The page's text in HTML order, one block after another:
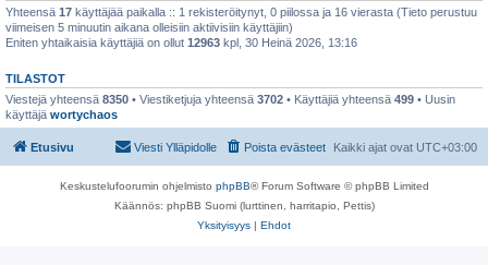
Yhteensä 17 käyttäjää paikalla :: 1 rekisteröitynyt, 0 piilossa ja 16 vierasta (Tieto perustuu
viimeisen 5 minuutin aikana olleisiin aktiivisiin käyttäjiin)
Eniten yhtaikaisia käyttäjiä on ollut 12963 kpl, 30 Heinä 2026, 13:16
TILASTOT
Viestejä yhteensä 8350 • Viestiketjuja yhteensä 3702 • Käyttäjiä yhteensä 499 • Uusin
käyttäjä wortychaos
Etusivu Kaikki ajat ovat UTC+03:00
Poista evästeet
Viesti Ylläpidolle
Keskustelufoorumin ohjelmisto phpBB® Forum Software © phpBB Limited
Käännös: phpBB Suomi (lurttinen, harritapio, Pettis)
Yksityisyys | Ehdot